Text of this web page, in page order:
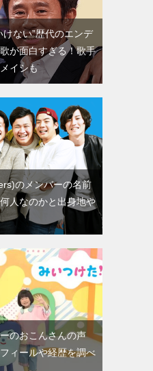
ない”歴代のエンデ
が面白すぎる！歌手
イシも
のメンバーの名前
人なのかと出身地や
のおこんさんの声
ィールや経歴を調べ